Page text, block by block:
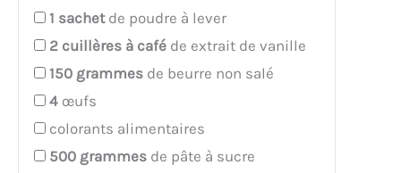
1 sachetde poudre à lever
2 cuillères à café de extrait de vanille
150 grammes de beurre non salé
4 œufs
colorants alimentaires
500 grammes de pâte à sucre